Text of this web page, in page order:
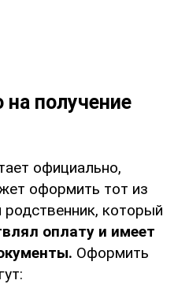
на получение
официально,
оформить тот из
родственник, который
оплату и имеет
Оформить